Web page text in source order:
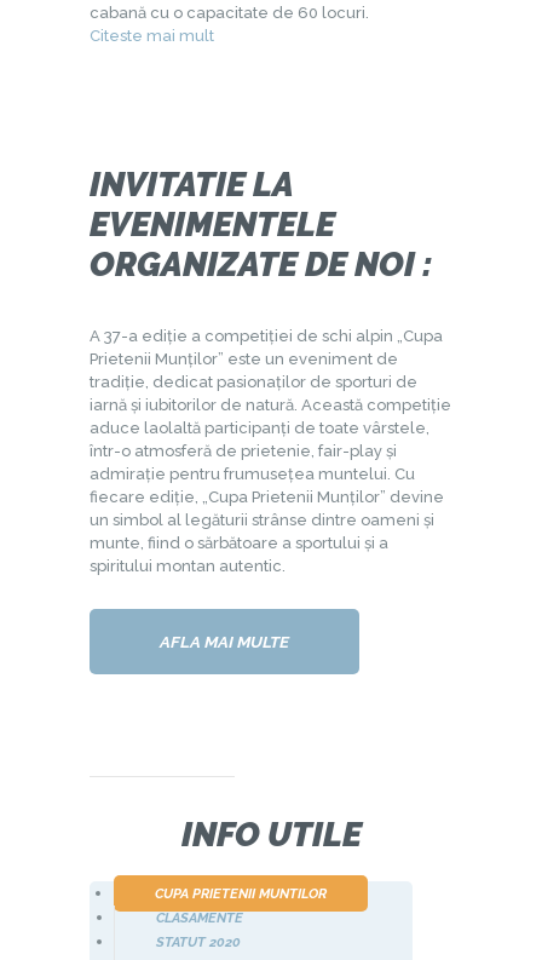
cabană cu o capacitate de 60 locuri.
Citeste mai mult
INVITATIE LA
EVENIMENTELE
ORGANIZATE DE NOI :
A 37-a ediție a competiției de schi alpin „Cupa
Prietenii Munților” este un eveniment de
tradiție, dedicat pasionaților de sporturi de
iarnă și iubitorilor de natură. Această competiție
aduce laolaltă participanți de toate vârstele,
într-o atmosferă de prietenie, fair-play și
admirație pentru frumusețea muntelui. Cu
fiecare ediție, „Cupa Prietenii Munților” devine
un simbol al legăturii strânse dintre oameni și
munte, fiind o sărbătoare a sportului și a
spiritului montan autentic.
AFLA MAI MULTE
INFO UTILE
CUPA PRIETENII MUNTILOR
CLASAMENTE
STATUT 2020